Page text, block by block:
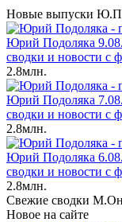
Новые выпуски
Юрий Подоляка
сводки и новости с
2.8млн.
Юрий Подоляка
сводки и новости с
2.8млн.
Юрий Подоляка
сводки и новости с
2.8млн.
Свежие сводки
Новое на сайте